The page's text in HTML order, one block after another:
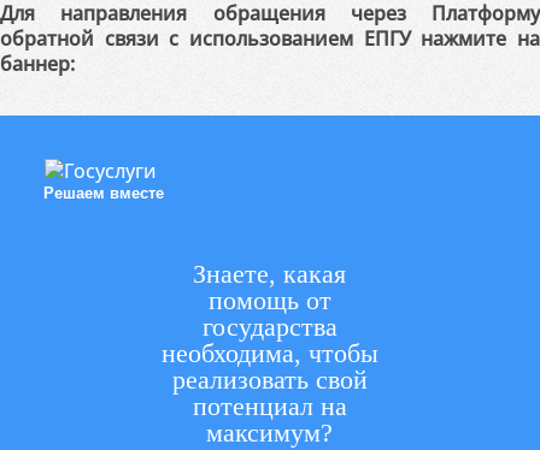
Для направления обращения через Платформу
обратной связи с использованием ЕПГУ нажмите на
баннер:
Решаем вместе
Знаете, какая
помощь от
государства
необходима, чтобы
реализовать свой
потенциал на
максимум?